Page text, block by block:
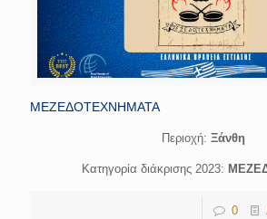
ΜΕΖΕΔΟΤΕΧΝΗΜΑΤΑ
Περιοχή: Ξάνθη
Κατηγορία διάκρισης 2023:
0